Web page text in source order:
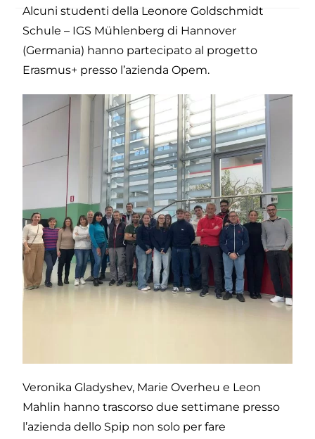
Alcuni studenti della Leonore Goldschmidt
Schule – IGS Mühlenberg di Hannover
(Germania) hanno partecipato al progetto
Erasmus+ presso l’azienda Opem.
Veronika Gladyshev, Marie Overheu e Leon
Mahlin hanno trascorso due settimane presso
l’azienda dello Spip non solo per fare